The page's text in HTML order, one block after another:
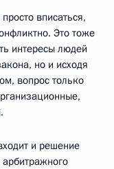
вписаться,
Это тоже
интересы людей
но и исходя
вопрос только
и решение